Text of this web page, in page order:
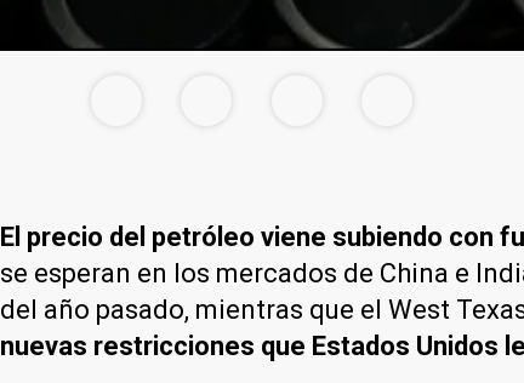
El precio del petróleo viene subiendo con
se esperan en los mercados de China e
del año pasado, mientras que el West
nuevas restricciones que Estados Unidos